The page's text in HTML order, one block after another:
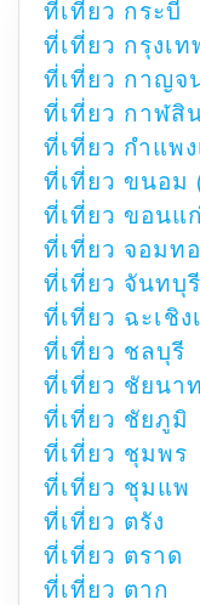
ที่เที่ยว กระบี่
ที่เที่ยว กรุงเท
ที่เที่ยว กาญจ
ที่เที่ยว กาฬสิ
ที่เที่ยว กำแพ
ที่เที่ยว ขนอม
ที่เที่ยว ขอนแ
ที่เที่ยว จอมท
ที่เที่ยว จันทบุรี
ที่เที่ยว ฉะเชิง
ที่เที่ยว ชลบุรี
ที่เที่ยว ชัยนาท
ที่เที่ยว ชัยภูมิ
ที่เที่ยว ชุมพร
ที่เที่ยว ชุมแพ
ที่เที่ยว ตรัง
ที่เที่ยว ตราด
ที่เที่ยว ตาก